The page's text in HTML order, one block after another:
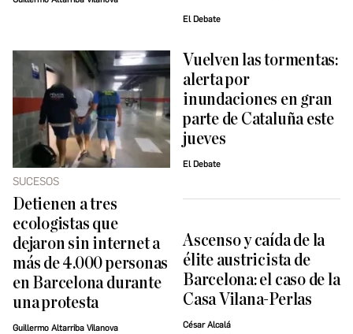
El Debate
SUCESOS
Detienen a tres
ecologistas que
dejaron sin internet a
más de 4.000 personas
en Barcelona durante
una protesta
Guillermo Altarriba Vilanova
Vuelven las tormentas:
alerta por
inundaciones en gran
parte de Cataluña este
jueves
El Debate
Ascenso y caída de la
élite austricista de
Barcelona: el caso de la
Casa Vilana-Perlas
César Alcalá